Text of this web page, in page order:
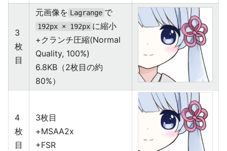
3
枚
目
元画像を Lagrange で
192px × 192px に縮小
+クランチ圧縮(Normal
Quality, 100%)
6.8KB（2枚目の約
80%）
4
枚
目
3枚目
+MSAA2x
+FSR